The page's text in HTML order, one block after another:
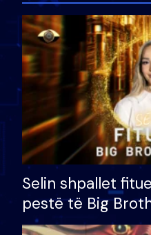
Selin shpallet
pestë të Big
çmimin e madh